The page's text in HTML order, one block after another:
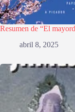
Resumen de “El
abril 8, 2025